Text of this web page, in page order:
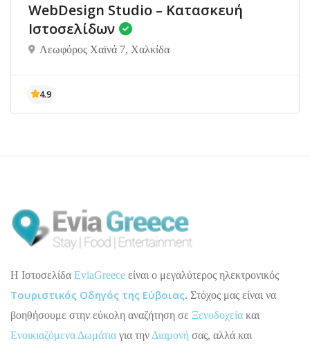
WebDesign Studio – Κατασκευή
Ιστοσελίδων
Λεωφόρος Χαϊνά 7, Χαλκίδα
H Ιστοσελίδα EviaGreece είναι ο μεγαλύτερος ηλεκτρονικός
Τουριστικός Οδηγός της Εύβοιας. Στόχος μας είναι να
βοηθήσουμε στην εύκολη αναζήτηση σε Ξενοδοχεία και
Ενοικιαζόμενα Δωμάτια για την Διαμονή σας, αλλά και